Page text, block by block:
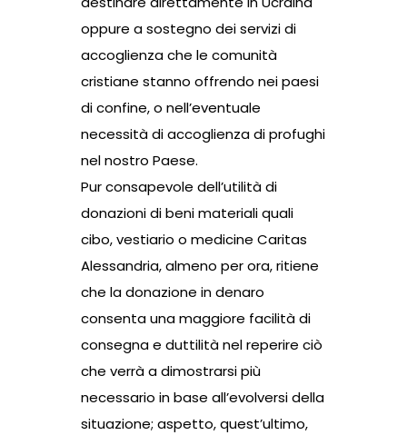
oppure a sostegno dei servizi di
accoglienza che le comunità
cristiane stanno offrendo nei paesi
di confine, o nell’eventuale
necessità di accoglienza di profughi
nel nostro Paese.
Pur consapevole dell’utilità di
donazioni di beni materiali quali
cibo, vestiario o medicine Caritas
Alessandria, almeno per ora, ritiene
che la donazione in denaro
consenta una maggiore facilità di
consegna e duttilità nel reperire ciò
che verrà a dimostrarsi più
necessario in base all’evolversi della
situazione; aspetto, quest’ultimo,